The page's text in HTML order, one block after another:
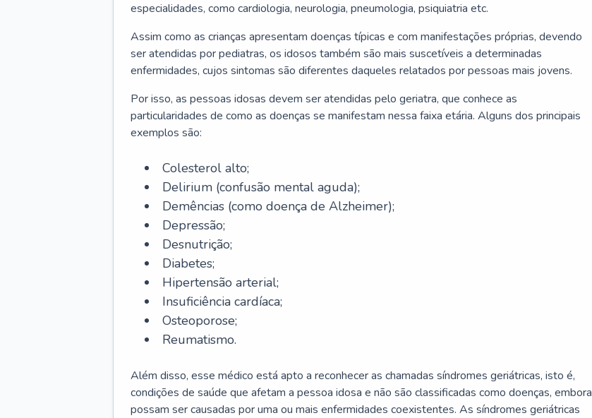
especialidades, como cardiologia, neurologia, pneumologia, psiquiatria etc.
Assim como as crianças apresentam doenças típicas e com manifestações próprias, devendo
ser atendidas por pediatras, os idosos também são mais suscetíveis a determinadas
enfermidades, cujos sintomas são diferentes daqueles relatados por pessoas mais jovens.
Por isso, as pessoas idosas devem ser atendidas pelo geriatra, que conhece as
particularidades de como as doenças se manifestam nessa faixa etária. Alguns dos principais
exemplos são:
Colesterol alto;
Delirium (confusão mental aguda);
Demências (como doença de Alzheimer);
Depressão;
Desnutrição;
Diabetes;
Hipertensão arterial;
Insuficiência cardíaca;
Osteoporose;
Reumatismo.
Além disso, esse médico está apto a reconhecer as chamadas síndromes geriátricas, isto é,
condições de saúde que afetam a pessoa idosa e não são classificadas como doenças, embora
possam ser causadas por uma ou mais enfermidades coexistentes. As síndromes geriátricas